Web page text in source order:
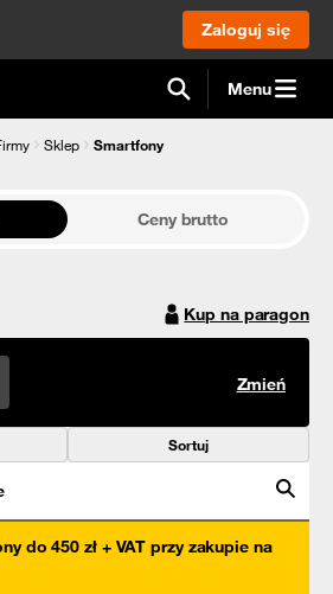
Zaloguj się
Menu
Sklep Smartfony
Ceny brutto
Kup na paragon
Zmień
Sortuj
do 450 zł + VAT przy zakupie na